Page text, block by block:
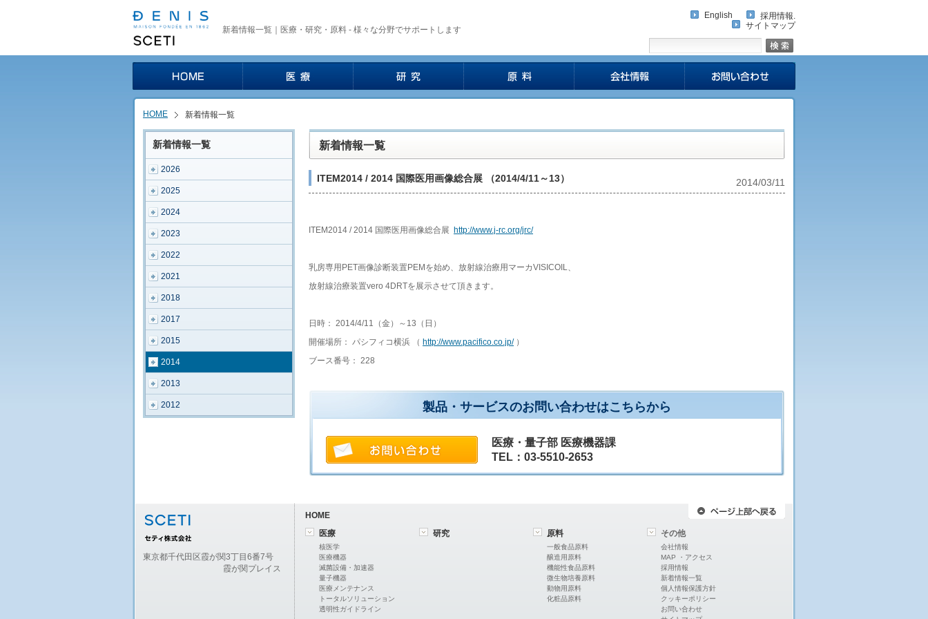
採用情報.
English
サイトマップ
新着情報一覧｜医療・研究・原料 - 様々な分野でサポートします
HOME 新着情報一覧
新着情報一覧
2026
2025
2024
2023
2022
2021
2018
2017
2015
2014
2013
2012
新着情報一覧
ITEM2014 / 2014 国際医用画像総合展 （2014/4/11～13） 2014/03/11
ITEM2014 / 2014 国際医用画像総合展 http://www.j-rc.org/jrc/
乳房専用PET画像診断装置PEMを始め、放射線治療用マーカVISICOIL、
放射線治療装置vero 4DRTを展示させて頂きます。
日時： 2014/4/11（金）～13（日）
開催場所： パシフィコ横浜 （ http://www.pacifico.co.jp/）
ブース番号： 228
製品・サービスのお問い合わせはこちらから
医療・量子部 医療機器課
TEL：03-5510-2653
東京都千代田区霞が関3丁目6番7号
霞が関プレイス
HOME
医療
核医学
医療機器
滅菌設備・加速器
量子機器
医療メンテナンス
トータルソリューション
透明性ガイドライン
研究 原料
一般食品原料
醸造用原料
機能性食品原料
微生物培養原料
動物用原料
化粧品原料
その他
会社情報
MAP ・アクセス
採用情報
新着情報一覧
個人情報保護方針
クッキーポリシー
お問い合わせ